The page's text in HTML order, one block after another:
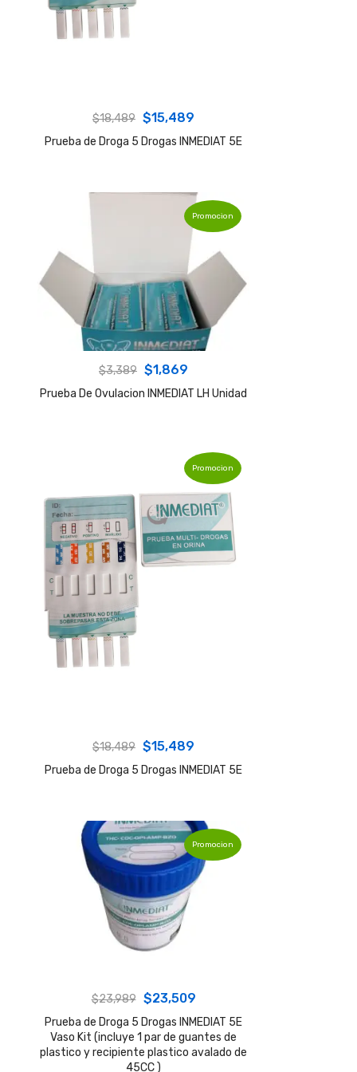
$18,489 Original
price
$15,489
price
Prueba de Droga 5 Drogas INMEDIAT 5E
Promocion
$3,389 Original
price
$1,869
price
Prueba De Ovulacion INMEDIAT LH Unidad
Promocion
$18,489 Original
price
$15,489
price
Prueba de Droga 5 Drogas INMEDIAT 5E
Promocion
$23,989 Original
price
was:
$23,989.
$23,509Current
price
is:
Prueba de Droga 5 Drogas INMEDIAT 5E
Vaso Kit (incluye 1 par de guantes de
plastico y recipiente plastico avalado de
45CC )